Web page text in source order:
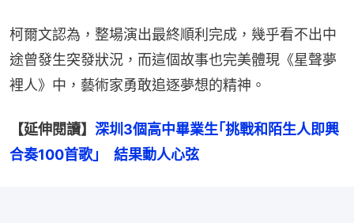
柯爾文認為，整場演出最終順利完成，幾乎看不出中
途曾發生突發狀況，而這個故事也完美體現《星聲夢
裡人》中，藝術家勇敢追逐夢想的精神。
【延伸閱讀】 深圳3個高中畢業生｢挑戰和陌生人即興
合奏100首歌｣　結果動人心弦